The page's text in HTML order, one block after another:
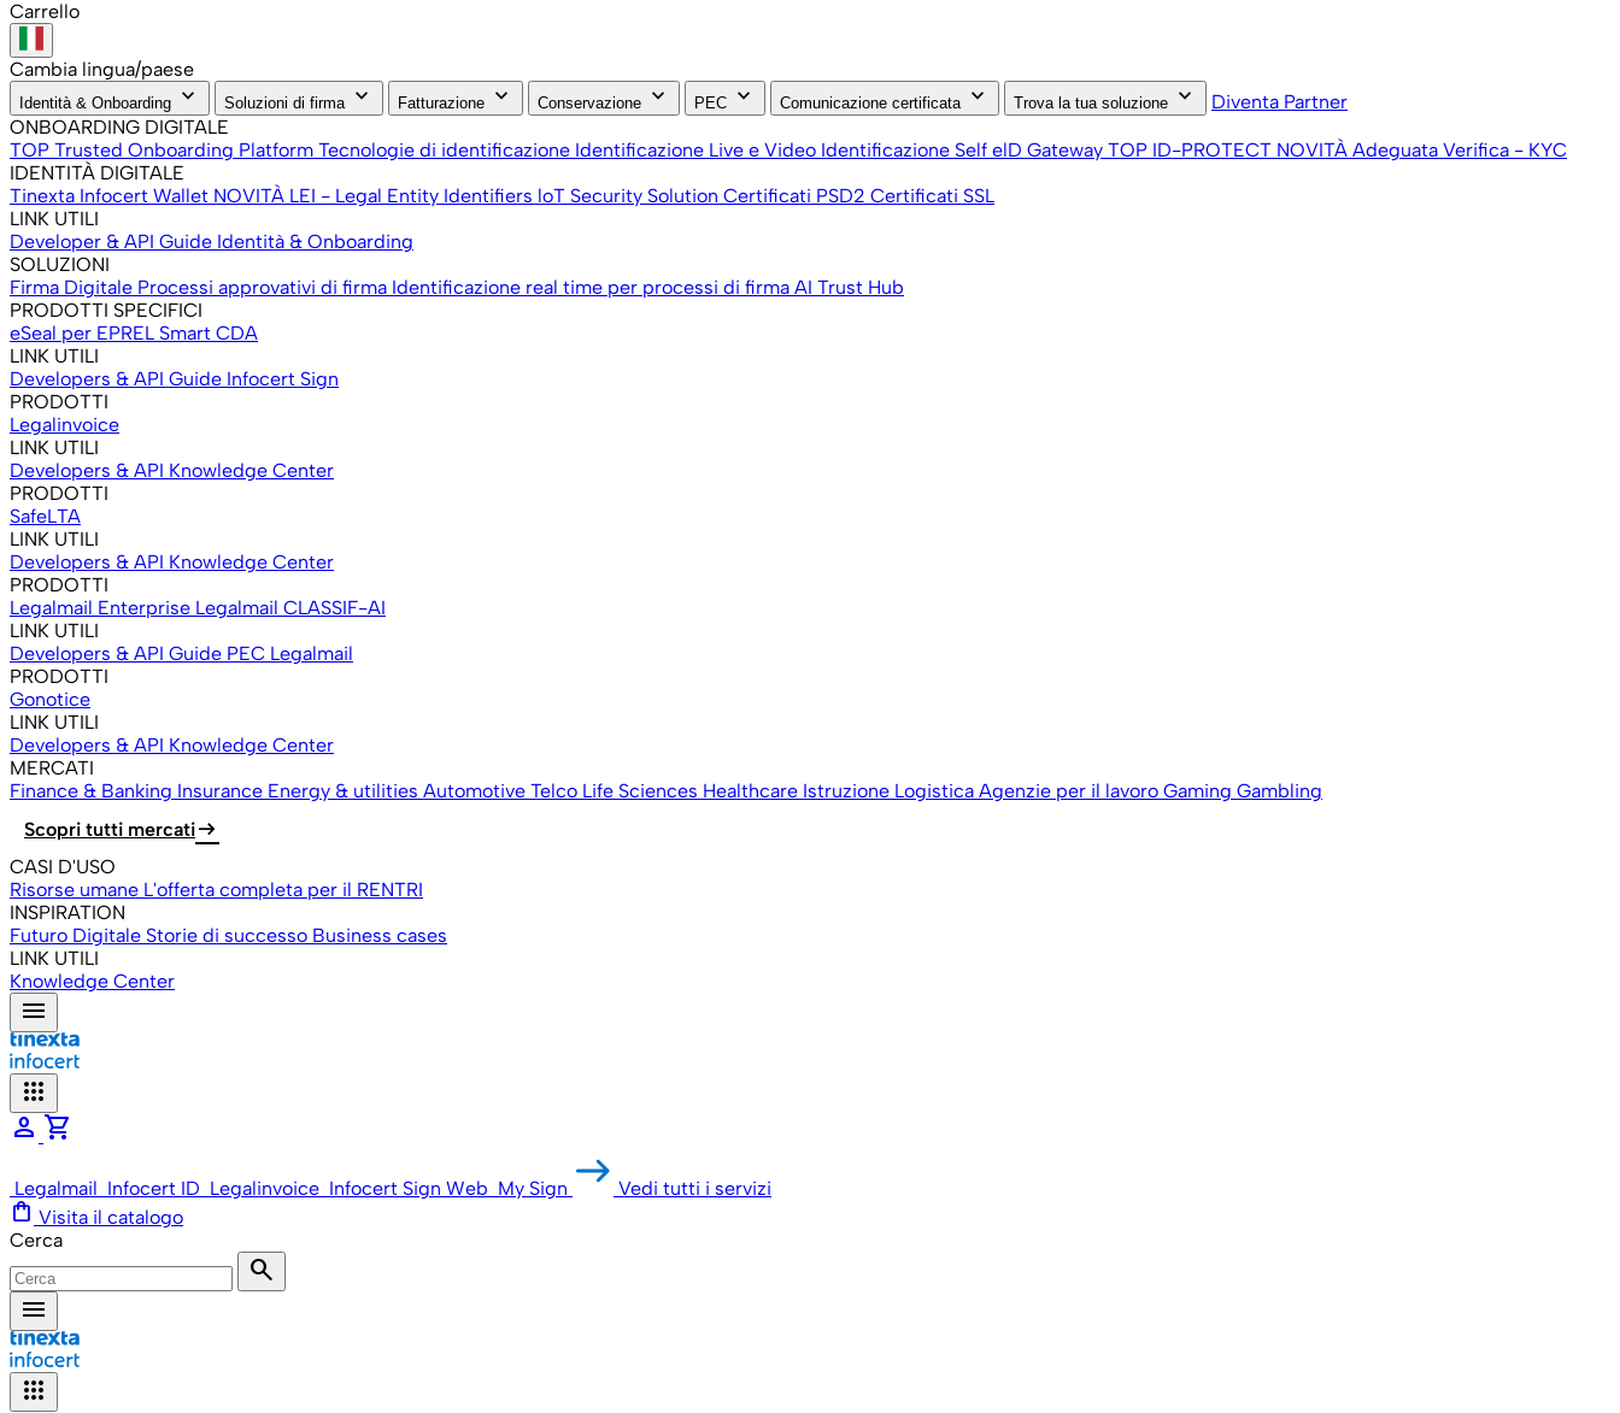
Carrello
Cambia lingua/paese
Identità & Onboarding keyboard_arrow_down Soluzioni di firma keyboard_arrow_down Fatturazione keyboard_arrow_down Conservazione keyboard_arrow_down PEC keyboard_arrow_down Comunicazione certificata keyboard_arrow_down Trova la tua soluzione keyboard_arrow_down
Diventa Partner
ONBOARDING DIGITALE
TOP Trusted Onboarding Platform Tecnologie di identificazione Identificazione Live e Video Identificazione Self elD Gateway TOP ID-PROTECT NOVITÀ Adeguata Verifica - KYC
IDENTITÀ DIGITALE
Tinexta Infocert Wallet NOVITÀ LEI - Legal Entity Identifiers loT Security Solution Certificati PSD2 Certificati SSL
LINK UTILI
Developer & API Guide Identità & Onboarding
SOLUZIONI
Firma Digitale Processi approvativi di firma Identificazione real time per processi di firma AI Trust Hub
PRODOTTI SPECIFICI
eSeal per EPREL Smart CDA
LINK UTILI
Developers & API Guide Infocert Sign
PRODOTTI
Legalinvoice
LINK UTILI
Developers & API Knowledge Center
PRODOTTI
SafeLTA
LINK UTILI
Developers & API Knowledge Center
PRODOTTI
Legalmail Enterprise Legalmail CLASSIF-AI
LINK UTILI
Developers & API Guide PEC Legalmail
PRODOTTI
Gonotice
LINK UTILI
Developers & API Knowledge Center
MERCATI
Finance & Banking Insurance Energy & utilities Automotive Telco Life Sciences Healthcare Istruzione Logistica Agenzie per il lavoro Gaming Gambling
Scopri tutti mercatiarrow_right_alt
CASI D'USO
Risorse umane L'offerta completa per il RENTRI
INSPIRATION
Futuro Digitale Storie di successo Business cases
LINK UTILI
Knowledge Center
menu
apps
person shopping_cart
Legalmail Infocert ID Legalinvoice Infocert Sign Web My Sign Vedi tutti i servizi
shopping_bag Visita il catalogo
Cerca
search
menu
apps